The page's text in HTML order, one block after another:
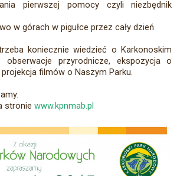
pierwszej pomocy czyli niezbędnik
w górach w pigułce przez cały dzień
koniecznie wiedzieć o Karkonoskim
obserwacje przyrodnicze, ekspozycja o
filmów o Naszym Parku.
stronie www.kpnmab.pl